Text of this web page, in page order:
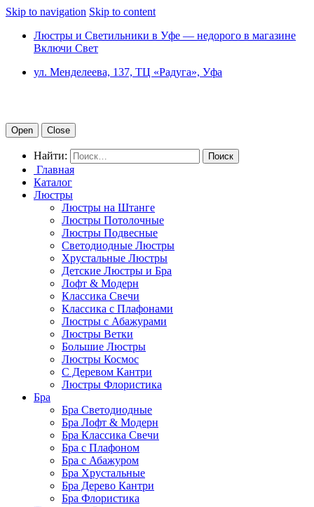
Skip to navigation Skip to content
Люстры и Светильники в Уфе — недорого в магазине
Включи Свет
ул. Менделеева, 137, ТЦ «Радуга», Уфа
Open Close
Найти:
Главная
Каталог
Люстры
Люстры на Штанге
Люстры Потолочные
Люстры Подвесные
Светодиодные Люстры
Хрустальные Люстры
Детские Люстры и Бра
Лофт & Модерн
Классика Свечи
Классика с Плафонами
Люстры с Абажурами
Люстры Ветки
Большие Люстры
Люстры Космос
С Деревом Кантри
Люстры Флористика
Бра
Бра Светодиодные
Бра Лофт & Модерн
Бра Классика Свечи
Бра с Плафоном
Бра с Абажуром
Бра Хрустальные
Бра Дерево Кантри
Бра Флористика